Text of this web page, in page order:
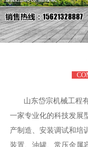
山东岱宗机械工程有
一家专业化的科技发展
产制造、安装调试和培
装置、油罐、常压金属